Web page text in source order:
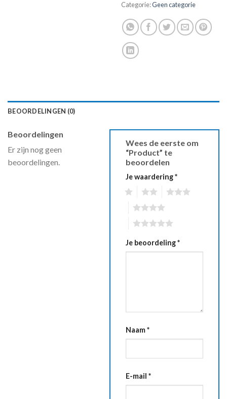
Categorie:Geen categorie
BEOORDELINGEN (0)
Beoordelingen
Er zijn nog geen
beoordelingen.
Wees de eerste om
“Product” te
beoordelen
Je waardering*
Je beoordeling*
Naam*
E-mail*